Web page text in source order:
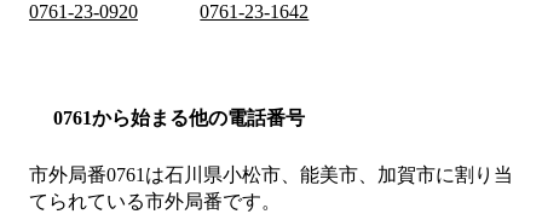
0761-23-0920
0761-23-1642
0761から始まる他の電話番号
市外局番0761 は石川県小松市、能美市、加賀市に割り当
てられている市外局番です。